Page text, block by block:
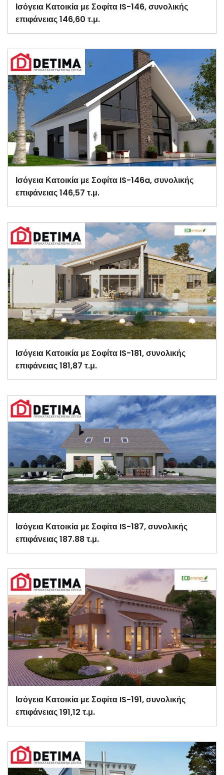
Ισόγεια Κατοικία με Σοφίτα IS-146, συνολικής
επιφάνειας 146,60 τ.μ.
Ισόγεια Κατοικία με Σοφίτα IS-146a, συνολικής
επιφάνειας 146,57 τ.μ.
Ισόγεια Κατοικία με Σοφίτα IS-181, συνολικής
επιφάνειας 181,87 τ.μ.
Ισόγεια Κατοικία με Σοφίτα IS-187, συνολικής
επιφάνειας 187.88 τ.μ.
Ισόγεια Κατοικία με Σοφίτα IS-191, συνολικής
επιφάνειας 191,12 τ.μ.